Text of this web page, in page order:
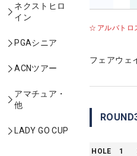
ネクストヒロ
イン
PGAシニア
ACNツアー
アマチュア・
他
LADY GO CUP
アルバトロ
フェアウェ
ROUND
HOLE 1